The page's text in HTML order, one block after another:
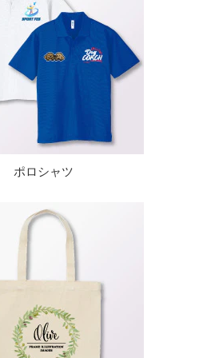
ポロシャツ